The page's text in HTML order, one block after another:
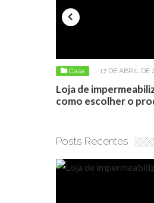
Casa 17 DE ABRIL DE
Loja de
como escolher o
Posts Recentes